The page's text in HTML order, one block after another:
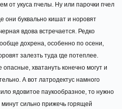
от укуса пчелы. Ну или парочки пчел
они буквально кишат и норовят
вдова встречается. Редко
дохрена, особенно по осени,
залезть туда где потеплее.
хватануть конечно могут и
А вот латродектус намного
ядовитое паукообразное, то нужно
сильно прижечь горящей